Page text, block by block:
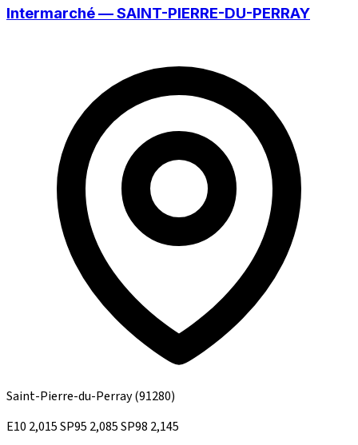
Intermarché — SAINT-PIERRE-DU-PERRAY
Saint-Pierre-du-Perray(91280)
E10 2,015SP95 2,085SP98 2,145